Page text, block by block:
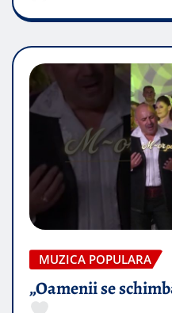
MUZICA POPULARA
„Oamenii se